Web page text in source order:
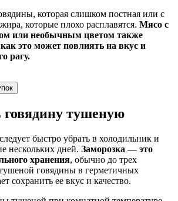
которая слишком постная или с
которые плохо расплавятся. Мясо с
или необычным цветом также
это может повлиять на вкус и
рагу.
говядину тушеную
быстро убрать в холодильник и
нескольких дней. Заморозка — это
хранения, обычно до трех
говядины в герметичных
сохранить ее вкус и качество.